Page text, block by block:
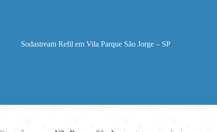
Sodastream Refil em Vila Parque São Jorge – SP